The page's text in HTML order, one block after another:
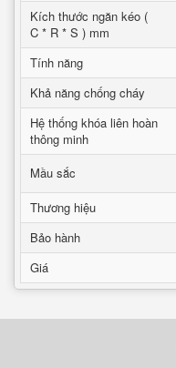
Kích thước ngăn kéo (
C * R * S ) mm
Tính năng
Khả năng chống cháy
Hệ thống khóa liên hoàn
thông minh
Mầu sắc
Thương hiệu
Bảo hành
Giá